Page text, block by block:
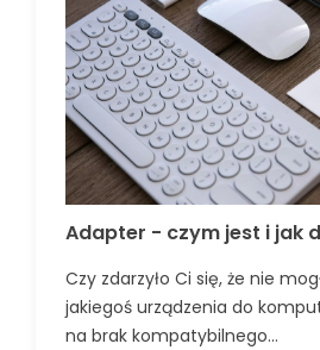
Adapter - czym jest i jak
Czy zdarzyło Ci się, że nie
jakiegoś urządzenia do
na brak kompatybilnego...